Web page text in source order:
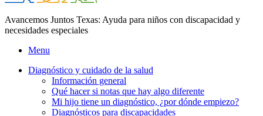
Avancemos Juntos Texas: Ayuda para niños con discapacidad y
necesidades especiales
Menu
Diagnóstico y cuidado de la salud
Información general
Qué hacer si notas que hay algo diferente
Mi hijo tiene un diagnóstico, ¿por dónde empiezo?
Diagnósticos para discapacidades